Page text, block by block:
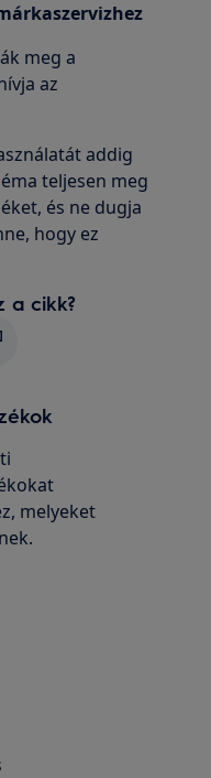
meg a
az
addig
teljesen meg
és ne dugja
hogy ez
a cikk?
melyeket